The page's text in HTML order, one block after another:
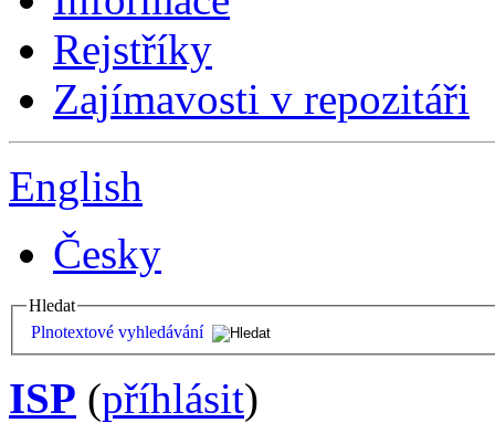
Rejstříky
Zajímavosti v repozitáři
English
Česky
Hledat
Plnotextové vyhledávání
ISP (příhlásit)